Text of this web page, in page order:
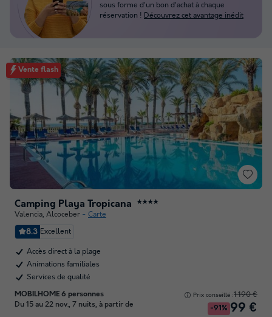
Vente flash
Camping Playa Tropicana ★★★★
Valencia, Alcoceber Carte
8.3 Excellent
Accès direct à la plage
Animations familiales
Services de qualité
MOBILHOME 6 personnes
Du 15 au 22 nov., 7 nuits, à partir de
Prix conseillé :1 190 €
-91% 99 €
sous forme d'un bon d'achat à chaque
réservation ! Découvrez cet avantage inédit